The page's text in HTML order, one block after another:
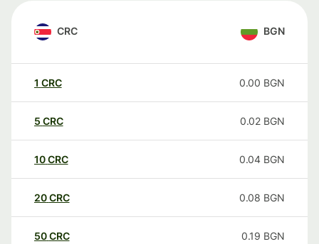
CRC BGN
1 CRC 0.00 BGN
5 CRC 0.02 BGN
10CRC 0.04 BGN
20CRC 0.08 BGN
50CRC 0.19 BGN